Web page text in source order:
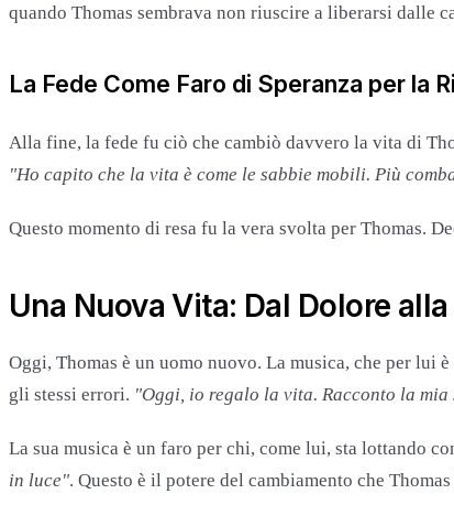
quando Thomas sembrava non riuscire a liberarsi dalle
La Fede Come Faro di Speranza per la
Alla fine, la fede fu ciò che cambiò davvero la vita di
"Ho capito che la vita è come le sabbie mobili. Più
Questo momento di resa fu la vera svolta per Thomas.
Una Nuova Vita: Dal Dolore
Oggi, Thomas è un uomo nuovo. La musica, che per lui
gli stessi errori. "Oggi, io regalo la vita. Racconto la
La sua musica è un faro per chi, come lui, sta lottando
in luce". Questo è il potere del cambiamento che